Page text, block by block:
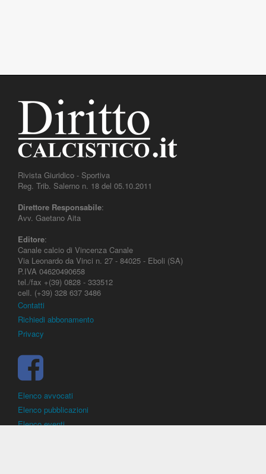
Rivista Giuridico - Sportiva
Reg. Trib. Salerno n. 18 del 05.10.2011
Direttore Responsabile:
Avv. Gaetano Aita
Editore:
Canale calcio di Vincenza Canale
Via Leonardo da Vinci n. 27 - 84025 - Eboli (SA)
P.IVA 04620490658
tel./fax +(39) 0828 - 333512
cell. (+39) 328 637 3486
Contatti
Richiedi abbonamento
Privacy
Elenco avvocati
Elenco pubblicazioni
Elenco eventi